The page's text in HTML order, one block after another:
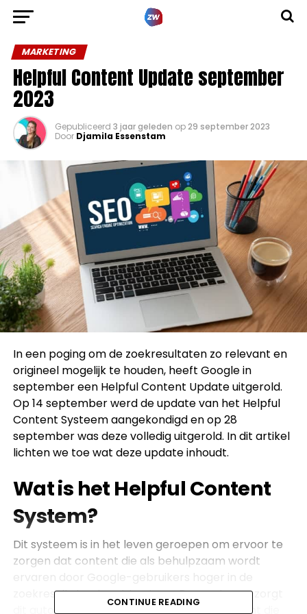
MARKETING
Helpful Content Update september
2023
Gepubliceerd 3 jaar geleden op29 september 2023
Door Djamila Essenstam
In een poging om de zoekresultaten zo relevant en
origineel mogelijk te houden, heeft Google in
september een Helpful Content Update uitgerold.
Op 14 september werd de update van het Helpful
Content Systeem aangekondigd en op 28
september was deze volledig uitgerold. In dit artikel
lichten we toe wat deze update inhoudt.
Wat is het Helpful Content
System?
Dit systeem is in het leven geroepen om ervoor te
zorgen dat content die als behulpzaam wordt
zoekresultaten komt te staan. Daarentegen zorgt
dit automatische systeem ervoor dat content die
CONTINUE READING